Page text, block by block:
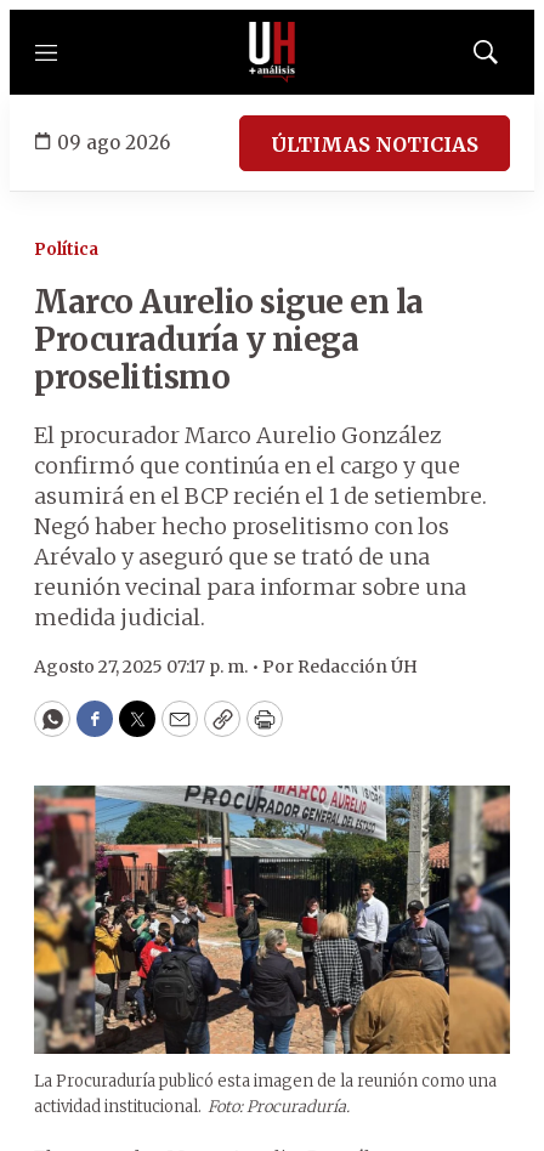
Menú
Mostrar
09 ago 2026 ÚLTIMAS NOTICIAS
Política
Marco Aurelio sigue en la
Procuraduría y niega
proselitismo
El procurador Marco Aurelio González
confirmó que continúa en el cargo y que
asumirá en el BCP recién el 1 de setiembre.
Negó haber hecho proselitismo con los
Arévalo y aseguró que se trató de una
reunión vecinal para informar sobre una
medida judicial.
Agosto 27, 2025 07:17 p. m. • Por Redacción ÚH
WhatsApp
Facebook
Twitter
EmailCopyPrint
La Procuraduría publicó esta imagen de la reunión como una
actividad institucional. Foto: Procuraduría.